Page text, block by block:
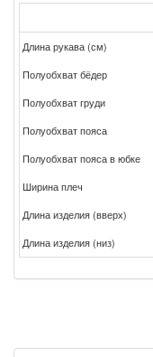
Длина рукава (см)
Полуобхват бёдер
Полуобхват груди
Полуобхват пояса
Полуобхват пояса в юбке
Ширина плеч
Длина изделия (вверх)
Длина изделия (низ)